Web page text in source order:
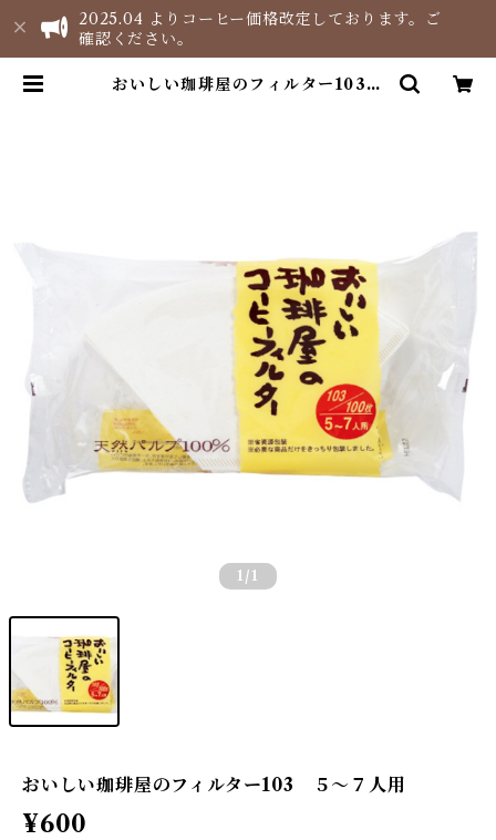
2025.04 よりコーヒー価格改定しております。ご
確認ください。
おいしい珈琲屋のフィルター103
1 /1
おいしい珈琲屋のフィルター103 ５～７人用
¥600